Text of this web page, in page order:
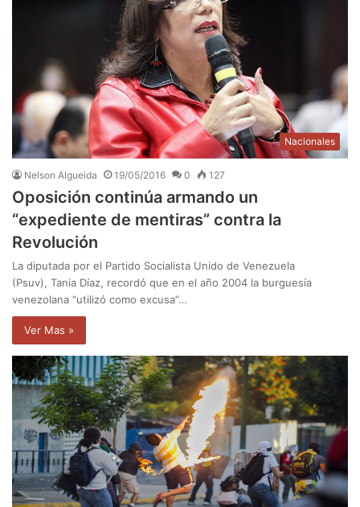
Nacionales
Nelson Algueida 19/05/2016 0 127
Oposición continúa armando un
“expediente de mentiras” contra la
Revolución
La diputada por el Partido Socialista Unido de Venezuela
(Psuv), Tania Díaz, recordó que en el año 2004 la burguesía
venezolana “utilizó como excusa”…
Ver Mas »